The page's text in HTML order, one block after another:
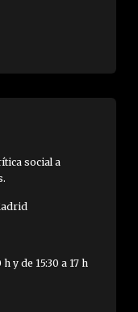
social a
y de 15:30 a 17 h